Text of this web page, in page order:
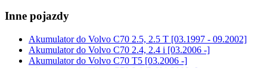
Inne pojazdy
Akumulator do Volvo C70 2.5, 2.5 T [03.1997 - 09.2002]
Akumulator do Volvo C70 2.4, 2.4 i [03.2006 -]
Akumulator do Volvo C70 T5 [03.2006 -]